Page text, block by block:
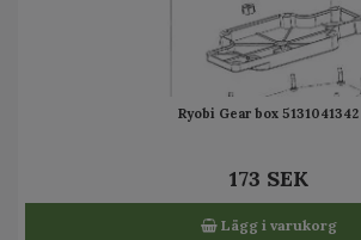
Ryobi Gear box 5131041342
173 SEK
Lägg i varukorg